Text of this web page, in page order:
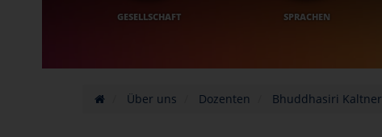
GESELLSCHAFT SPRACHEN
Über uns Dozenten Bhuddhasiri Kaltner